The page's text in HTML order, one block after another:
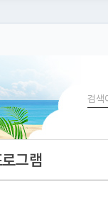
보세요
그램